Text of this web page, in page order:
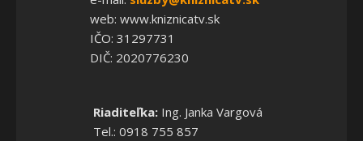
web: www.kniznicatv.sk
IČO: 31297731
DIČ: 2020776230
Riaditeľka:Ing. Janka Vargová
Tel.: 0918 755 857